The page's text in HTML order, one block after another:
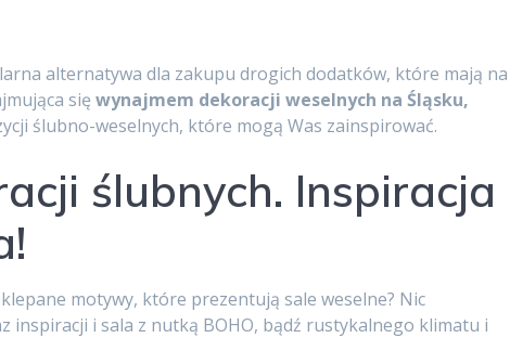
alternatywa dla zakupu drogich dodatków, które mają na
sięwynajmem dekoracji weselnych na Śląsku,
ślubno-weselnych, które mogą Was zainspirować.
ślubnych. Inspiracja
motywy, które prezentują sale weselne? Nic
inspiracji i sala z nutką BOHO, bądź rustykalnego klimatu i